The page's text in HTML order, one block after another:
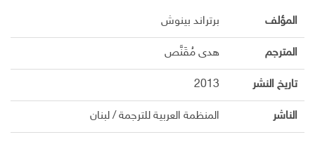
المؤلف برتراند بينوش
المترجم هدى مُقَنَّص
تاريخ النشر 2013
الناشر المنظمة العربية للترجمة / لبنان